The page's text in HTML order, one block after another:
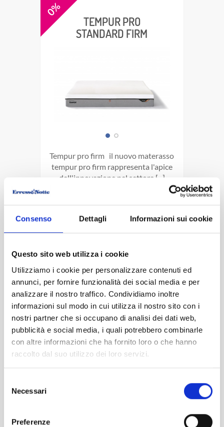
Consenso Dettagli Informazioni sui cookie
Questo sito web utilizza i cookie
Utilizziamo i cookie per personalizzare contenuti ed
annunci, per fornire funzionalità dei social media e per
analizzare il nostro traffico. Condividiamo inoltre
informazioni sul modo in cui utilizza il nostro sito con i
nostri partner che si occupano di analisi dei dati web,
pubblicità e social media, i quali potrebbero combinarle
con altre informazioni che ha fornito loro o che hanno
raccolto dal suo utilizzo dei loro servizi.
delNecessari
Preferenze
0%
TEMPUR PRO
STANDARD FIRM
tempur pro firm il nuovo materasso
tempur pro firm rappresenta l'apice
dell'innovazione nel settore [...]
DETTAGLIO
0%
TEMPUR PRO
STANDARD MEDIUM